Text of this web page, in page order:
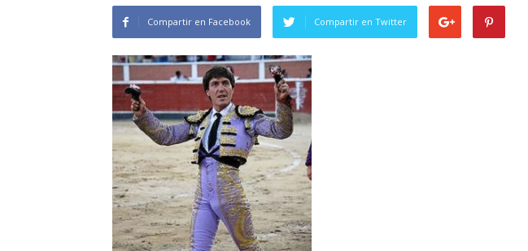
Compartir en Facebook Compartir en Twitter